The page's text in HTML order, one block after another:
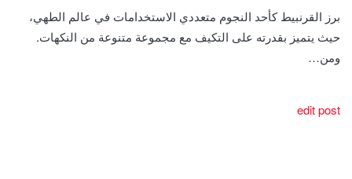
برز القرنبيط كأحد النجوم متعددي الاستخدامات في عالم الطهي،
حيث يتميز بقدرته على التكيف مع مجموعة متنوعة من النكهات.
ومن…
edit post